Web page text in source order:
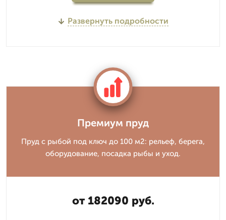
Развернуть подробности
Премиум пруд
Пруд с рыбой под ключ до 100 м2: рельеф, берега,
оборудование, посадка рыбы и уход.
от 182090 руб.